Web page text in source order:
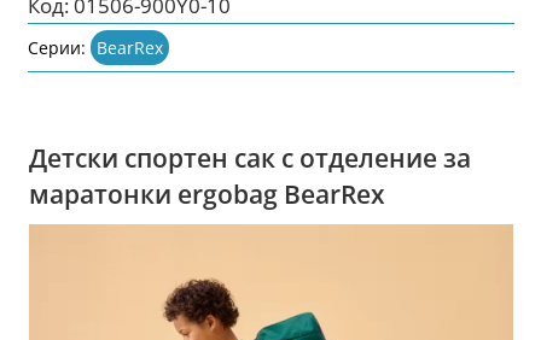
Серии: BearRex
Детски спортен сак с отделение за
маратонки ergobag BearRex